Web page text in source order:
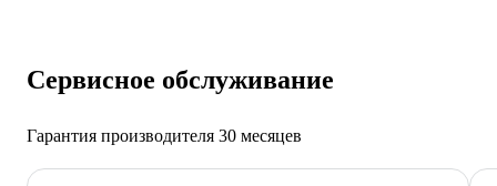
Сервисное обслуживание
Гарантия производителя 30 месяцев